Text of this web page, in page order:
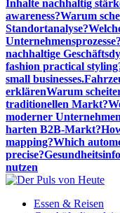
Inhalte nachhaltig
awareness?Warum
Standortanalyse?
Unternehmensprozesse?
nachhaltige
fashion practical
small businesses.
erklärenWarum
traditionellen Markt?
moderner
harten B2B-Markt?
mapping?Which
precise?
nutzen
Meldungen die Resonanz
Essen & Reisen